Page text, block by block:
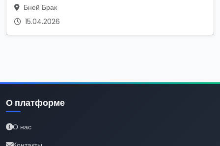
Бней Брак
15.04.2026
О платформе
О нас